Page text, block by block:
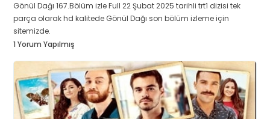
Gönül Dağı 167.Bölüm izle Full 22 Şubat 2025 tarihli trt1 dizisi tek
parça olarak hd kalitede Gönül Dağı son bölüm izleme için
sitemizde.
1 Yorum Yapılmış